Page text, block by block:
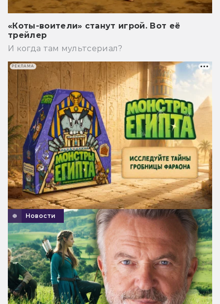
«Коты-воители» станут игрой. Вот её
трейлер
И когда там мультсериал?
Новости
РЕКЛАМА